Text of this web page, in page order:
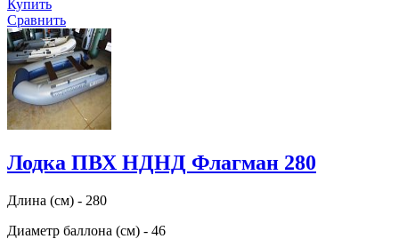
Купить
Сравнить
Лодка ПВХ НДНД Флагман 280
Длина (см) - 280
Диаметр баллона (см) - 46